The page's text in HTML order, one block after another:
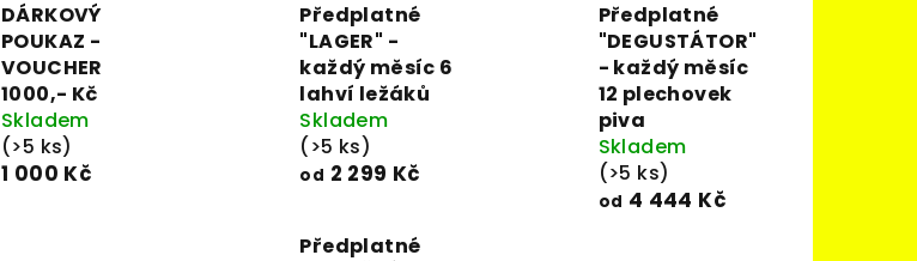
DÁRKOVÝ
POUKAZ -
VOUCHER
1000,- Kč
Skladem
(>5 ks)
1 000 Kč
Předplatné
"LAGER" -
každý měsíc 6
lahví ležáků
Skladem
(>5 ks)
od 2 299 Kč
Předplatné
"DEGUSTÁTOR"
- každý měsíc
12 plechovek
piva
Skladem
(>5 ks)
od 4 444 Kč
Předplatné